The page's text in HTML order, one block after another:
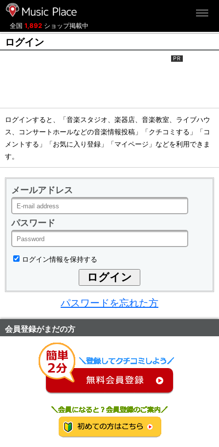
全国 1,892 ショップ掲載中
ログイン
ログインすると、「音楽スタジオ、楽器店、音楽教室、ライブハウ
ス、コンサートホールなどの音楽情報投稿」「クチコミする」「コ
メントする」「お気に入り登録」「マイページ」などを利用できま
す。
メールアドレス
パスワード
ログイン情報を保持する
パスワードを忘れた方
会員登録がまだの方